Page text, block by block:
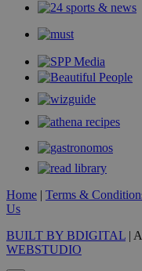
Home | Terms &
Us
BUILT BY BDIGITAL |
WEBSTUDIO